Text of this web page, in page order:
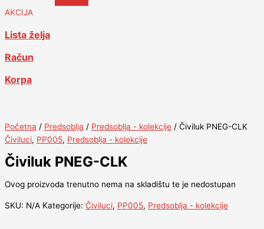
AKCIJA
Lista želja
Račun
Korpa
Početna / Predsoblja / Predsoblja - kolekcije / Čiviluk PNEG-CLK
Čiviluci, PP005, Predsoblja - kolekcije
Čiviluk PNEG-CLK
Ovog proizvoda trenutno nema na skladištu te je nedostupan
SKU: N/A Kategorije: Čiviluci, PP005, Predsoblja - kolekcije